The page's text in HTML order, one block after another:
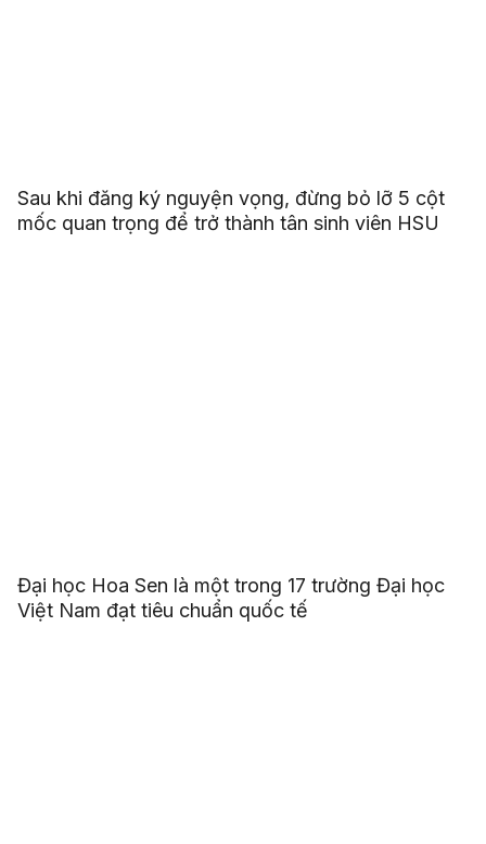
Sau khi đăng ký nguyện vọng, đừng bỏ lỡ 5 cột
mốc quan trọng để trở thành tân sinh viên HSU
Đại học Hoa Sen là một trong 17 trường Đại học
Việt Nam đạt tiêu chuẩn quốc tế